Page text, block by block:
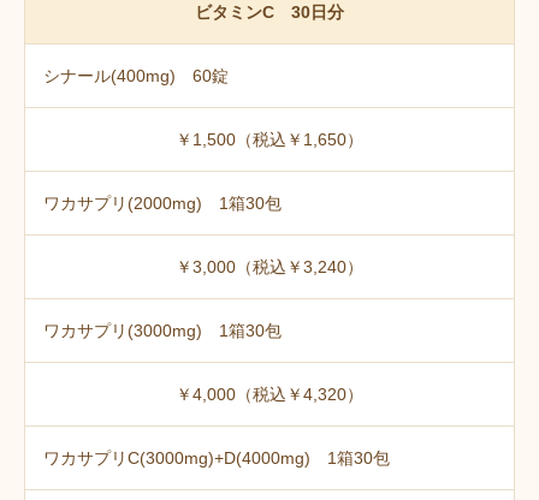
ビタミンC 30日分
シナール(400mg) 60錠
￥1,500（税込￥1,650）
ワカサプリ(2000mg) 1箱30包
￥3,000（税込￥3,240）
ワカサプリ(3000mg) 1箱30包
￥4,000（税込￥4,320）
ワカサプリC(3000mg)+D(4000mg) 1箱30包